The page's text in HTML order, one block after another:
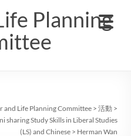
Planning
and Life Planning Committee >活動 >
sharing Study Skills in Liberal Studies
(LS) and Chinese > Herman Wan